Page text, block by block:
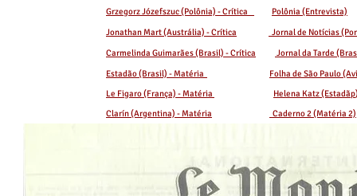
Grzegorz Józefszuc (Polônia) - Crítica
Polônia (Entrevista)
Jonathan Mart (Austrália) - Crítica
Jornal de Notícias
Carmelinda Guimarães (Brasil) - Crítica
Jornal da Tarde
Estadão (Brasil) - Matéria
Folha de São Paulo
Le Figaro (França) - Matéria
Helena Katz (Estadãp
Clarín (Argentina) - Matéria
Caderno 2 (Matéria 2)